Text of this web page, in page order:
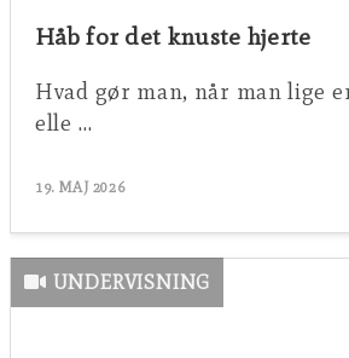
Håb for det knuste hjerte
Hvad gør man, når man lige
elle …
19. MAJ 2026
UNDERVISNING